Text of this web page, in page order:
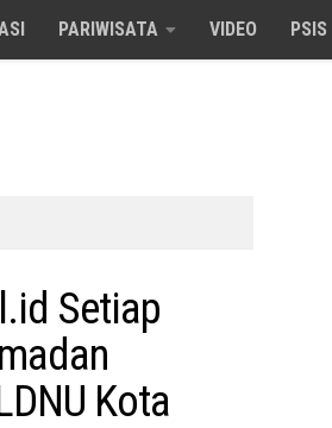
PARIWISATA VIDEO PSIS
Setiap
Kota